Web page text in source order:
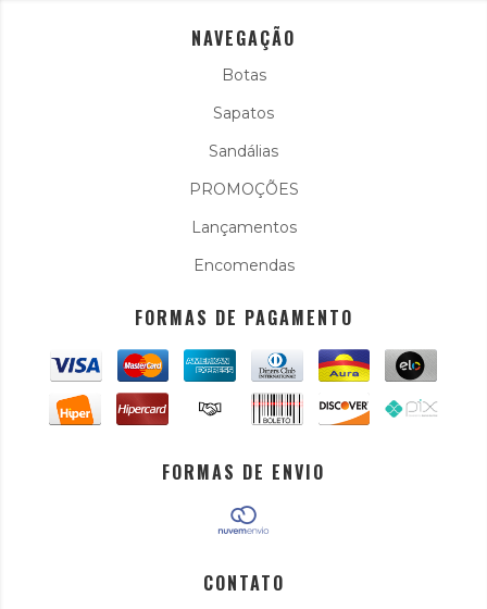
NAVEGAÇÃO
Botas
Sapatos
Sandálias
PROMOÇÕES
Lançamentos
Encomendas
FORMAS DE PAGAMENTO
FORMAS DE ENVIO
CONTATO